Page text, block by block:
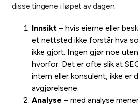
disse tingene i løpet av dagen:
Innsikt – hvis eierne eller
et nettsted ikke forstår hva
ikke gjort. Ingen gjør noe
hvorfor. Det er ofte slik at
intern eller konsulent, ikke er
avgjørelsene.
Analyse – med analyse